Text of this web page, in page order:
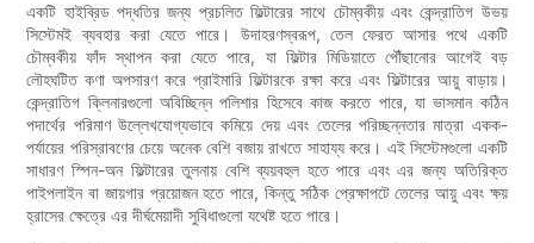
একটি হাইব্রিড পদ্ধতির জন্য প্রচলিত ফিল্টারের সাথে চৌম্বকীয় এবং কেন্দ্রাতিগ উভয়
সিস্টেমই ব্যবহার করা যেতে পারে। উদাহরণস্বরূপ, তেল ফেরত আসার পথে একটি
চৌম্বকীয় ফাঁদ স্থাপন করা যেতে পারে, যা ফিল্টার মিডিয়াতে পৌঁছানোর আগেই বড়
লৌহঘটিত কণা অপসারণ করে প্রাইমারি ফিল্টারকে রক্ষা করে এবং ফিল্টারের আয়ু বাড়ায়।
কেন্দ্রাতিগ ক্লিনারগুলো অবিচ্ছিন্ন পলিশার হিসেবে কাজ করতে পারে, যা ভাসমান কঠিন
পদার্থের পরিমাণ উল্লেখযোগ্যভাবে কমিয়ে দেয় এবং তেলের পরিচ্ছন্নতার মাত্রা একক-
পর্যায়ের পরিস্রাবণের চেয়ে অনেক বেশি বজায় রাখতে সাহায্য করে। এই সিস্টেমগুলো একটি
সাধারণ স্পিন-অন ফিল্টারের তুলনায় বেশি ব্যয়বহুল হতে পারে এবং এর জন্য অতিরিক্ত
পাইপলাইন বা জায়গার প্রয়োজন হতে পারে, কিন্তু সঠিক প্রেক্ষাপটে তেলের আয়ু এবং ক্ষয়
হ্রাসের ক্ষেত্রে এর দীর্ঘমেয়াদী সুবিধাগুলো যথেষ্ট হতে পারে।